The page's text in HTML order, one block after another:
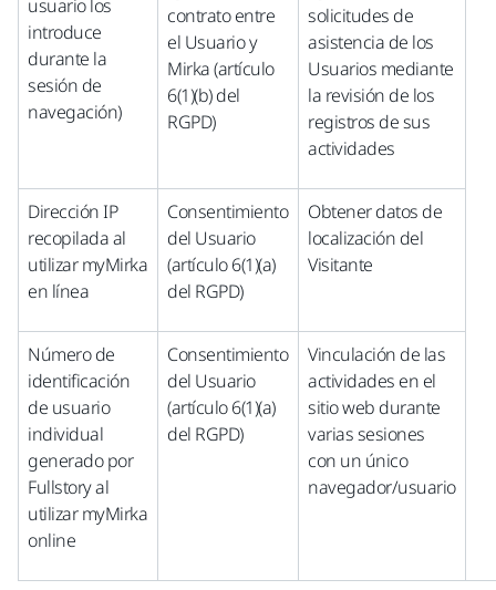
usuario los
introduce
durante la
sesión de
navegación)
contrato entre
el Usuario y
Mirka (artículo
6(1)(b) del
RGPD)
solicitudes de
asistencia de los
Usuarios mediante
la revisión de los
registros de sus
actividades
Dirección IP
recopilada al
utilizar myMirka
en línea
Consentimiento
del Usuario
(artículo 6(1)(a)
del RGPD)
Obtener datos de
localización del
Visitante
Número de
identificación
de usuario
individual
generado por
Fullstory al
utilizar myMirka
online
Consentimiento
del Usuario
(artículo 6(1)(a)
del RGPD)
Vinculación de las
actividades en el
sitio web durante
varias sesiones
con un único
navegador/usuario